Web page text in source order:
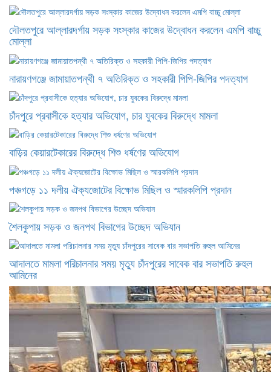
দৌলতপুরে আল্লারদর্গায় সড়ক সংস্কার কাজের উদ্বোধন করলেন এমপি বাচ্চু
মোল্লা
নারায়ণগঞ্জে জামায়াতপন্থী ৭ অতিরিক্ত ও সহকারী পিপি-জিপির পদত্যাগ
চাঁদপুরে প্রবাসীকে হত্যার অভিযোগ, চার যুবকের বিরুদ্ধে মামলা
বাড়ির কেয়ারটেকারের বিরুদ্ধে শিশু ধর্ষণের অভিযোগ
পঞ্চগড়ে ১১ দলীয় ঐক্যজোটের বিক্ষোভ মিছিল ও স্মারকলিপি প্রদান
শৈলকুপায় সড়ক ও জনপথ বিভাগের উচ্ছেদ অভিযান
আদালতে মামলা পরিচালনার সময় মৃত্যু চাঁদপুরের সাবেক বার সভাপতি রুহুল
আমিনের